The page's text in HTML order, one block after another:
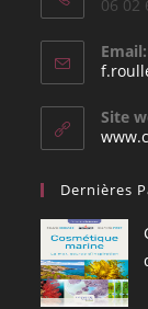
06 02
Email:
Site
Dernières